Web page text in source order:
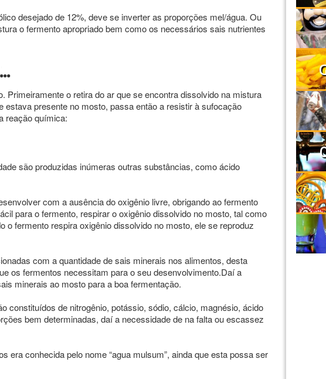
desejado de 12%, deve se inverter as proporções mel/água. Ou
o fermento apropriado bem como os necessários sais nutrientes
o retira do ar que se encontra dissolvido na mistura
presente no mosto, passa então a resistir à sufocação
reação química:
são produzidas inúmeras outras substâncias, como ácido
com a ausência do oxigênio livre, obrigando ao fermento
para o fermento, respirar o oxigênio dissolvido no mosto, tal como
o fermento respira oxigênio dissolvido no mosto, ele se reproduz
com a quantidade de sais minerais nos alimentos, desta
os fermentos necessitam para o seu desenvolvimento.Daí a
minerais ao mosto para a boa fermentação.
constituídos de nitrogênio, potássio, sódio, cálcio, magnésio, ácido
bem determinadas, daí a necessidade de na falta ou escassez
era conhecida pelo nome “agua mulsum”, ainda que esta possa ser